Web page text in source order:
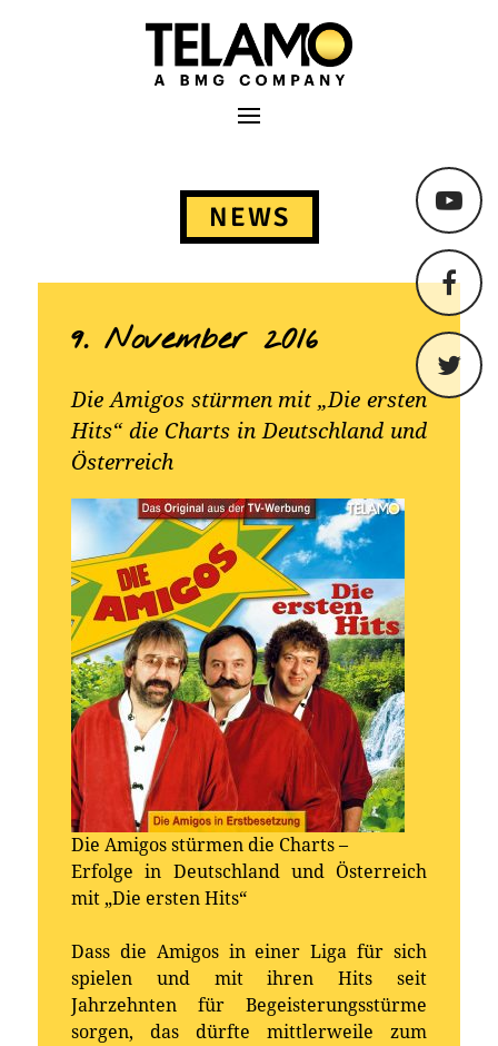
TELAMO
Primäres Menü
NEWS
9. November 2016
Die Amigos stürmen mit „Die ersten
Hits“ die Charts in Deutschland und
Österreich
Die Amigos stürmen die Charts –
Erfolge in Deutschland und Österreich
mit „Die ersten Hits“
Dass die Amigos in einer Liga für sich
spielen und mit ihren Hits seit
Jahrzehnten für Begeisterungsstürme
sorgen, das dürfte mittlerweile zum